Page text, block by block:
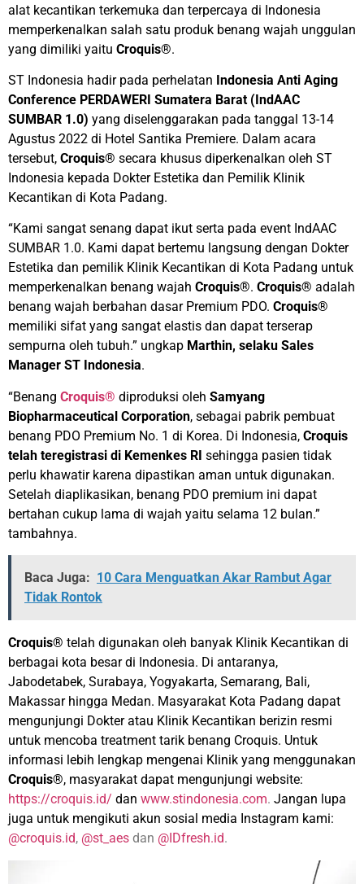
alat kecantikan terkemuka dan terpercaya di Indonesia
memperkenalkan salah satu produk benang wajah unggulan
yang dimiliki yaitu Croquis®.
ST Indonesia hadir pada perhelatan Indonesia Anti Aging
Conference PERDAWERI Sumatera Barat (IndAAC
SUMBAR 1.0) yang diselenggarakan pada tanggal 13-14
Agustus 2022 di Hotel Santika Premiere. Dalam acara
tersebut, Croquis® secara khusus diperkenalkan oleh ST
Indonesia kepada Dokter Estetika dan Pemilik Klinik
Kecantikan di Kota Padang.
“Kami sangat senang dapat ikut serta pada event IndAAC
SUMBAR 1.0. Kami dapat bertemu langsung dengan Dokter
Estetika dan pemilik Klinik Kecantikan di Kota Padang untuk
memperkenalkan benang wajah Croquis®. Croquis® adalah
benang wajah berbahan dasar Premium PDO. Croquis®
memiliki sifat yang sangat elastis dan dapat terserap
sempurna oleh tubuh.” ungkap Marthin, selaku Sales
Manager ST Indonesia.
“Benang Croquis® diproduksi oleh Samyang
Biopharmaceutical Corporation, sebagai pabrik pembuat
benang PDO Premium No. 1 di Korea. Di Indonesia, Croquis
telah teregistrasi di Kemenkes RI sehingga pasien tidak
perlu khawatir karena dipastikan aman untuk digunakan.
Setelah diaplikasikan, benang PDO premium ini dapat
bertahan cukup lama di wajah yaitu selama 12 bulan.”
tambahnya.
Baca Juga: 10 Cara Menguatkan Akar Rambut Agar
Tidak Rontok
Croquis® telah digunakan oleh banyak Klinik Kecantikan di
berbagai kota besar di Indonesia. Di antaranya,
Jabodetabek, Surabaya, Yogyakarta, Semarang, Bali,
Makassar hingga Medan. Masyarakat Kota Padang dapat
mengunjungi Dokter atau Klinik Kecantikan berizin resmi
untuk mencoba treatment tarik benang Croquis. Untuk
informasi lebih lengkap mengenai Klinik yang menggunakan
Croquis®, masyarakat dapat mengunjungi website:
https://croquis.id/ dan www.stindonesia.com. Jangan lupa
juga untuk mengikuti akun sosial media Instagram kami:
@croquis.id, @st_aes dan @IDfresh.id.